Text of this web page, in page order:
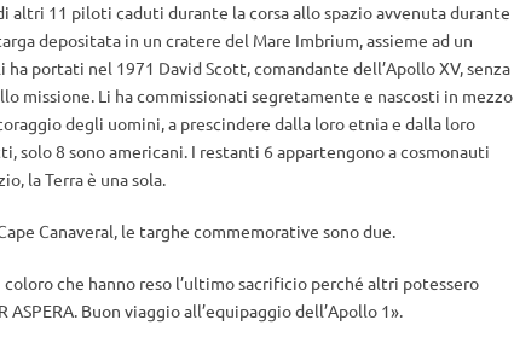
altri 11 piloti caduti durante la corsa allo spazio avvenuta durante
depositata in un cratere del Mare Imbrium, assieme ad un
portati nel 1971 David Scott, comandante dell’Apollo XV, senza
missione. Li ha commissionati segretamente e nascosti in mezzo
degli uomini, a prescindere dalla loro etnia e dalla loro
solo 8 sono americani. I restanti 6 appartengono a cosmonauti
la Terra è una sola.
Canaveral, le targhe commemorative sono due.
che hanno reso l’ultimo sacrificio perché altri potessero
ASPERA. Buon viaggio all’equipaggio dell’Apollo 1».